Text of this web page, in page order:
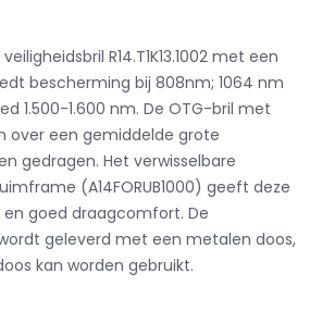
R14.T1K13.1002 met een
bescherming bij 808nm; 1064 nm
1.500-1.600 nm. De OTG-bril met
over een gemiddelde grote
gedragen. Het verwisselbare
(A14FORUB1000) geeft deze
en goed draagcomfort. De
geleverd met een metalen doos,
kan worden gebruikt.